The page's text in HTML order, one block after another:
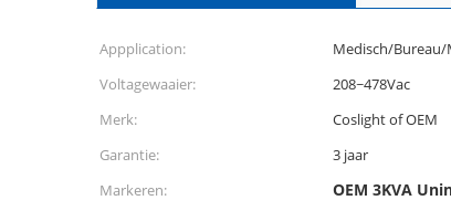
Appplication: Medisch/
Voltagewaaier:
208~478Vac
Merk:
Coslight of OEM
Garantie:
3 jaar
Markeren:
OEM 3KVA